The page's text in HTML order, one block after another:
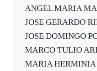
ANGEL MARIA
JOSE GERARDO
JOSE DOMINGO
MARCO TULIO
MARIA HERMINIA